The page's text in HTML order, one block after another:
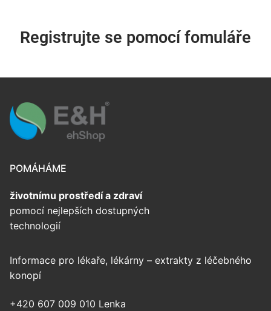
Registrujte se pomocí fomuláře
POMÁHÁME
životnímu prostředía zdraví
pomocí nejlepších dostupných
technologií
Informace pro lékaře, lékárny – extrakty z léčebného
konopí
+420 607 009 010 Lenka